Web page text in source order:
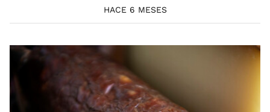
HACE 6 MESES